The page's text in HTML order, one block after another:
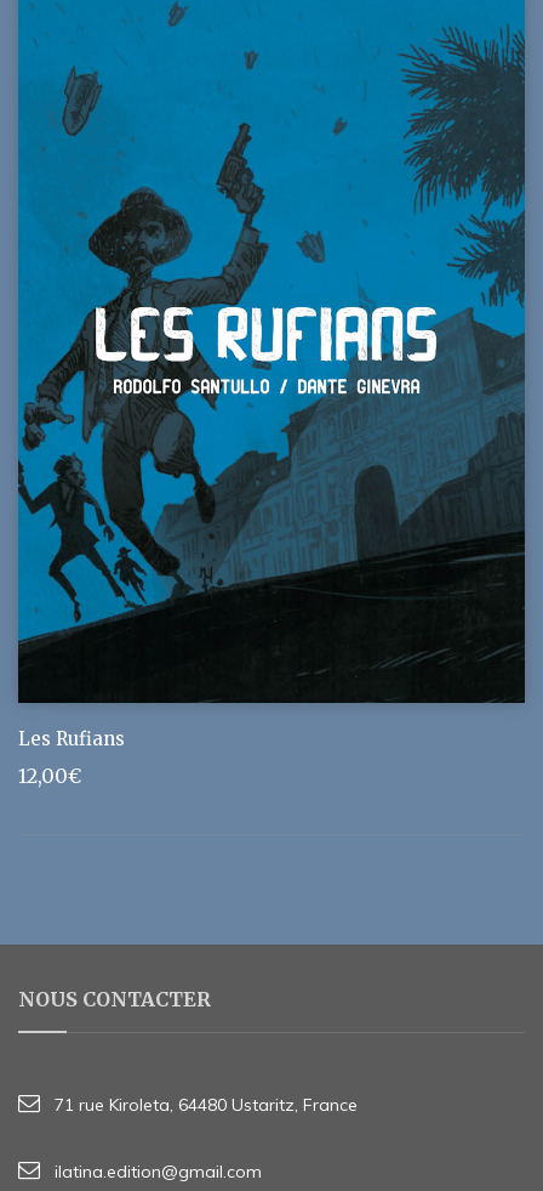
Les Rufians
12,00€
NOUS CONTACTER
71 rue Kiroleta, 64480 Ustaritz, France
ilatina.edition@gmail.com